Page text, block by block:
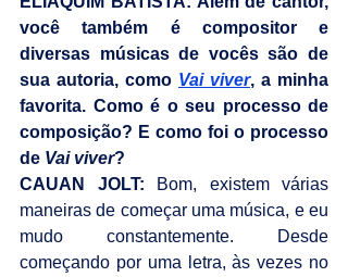
você também é compositor e
diversas músicas de vocês são de
sua autoria, como Vai viver, a minha
favorita. Como é o seu processo de
composição? E como foi o processo
de Vai viver?
CAUAN JOLT:
Bom, existem várias
maneiras de começar uma música, e eu
mudo constantemente. Desde
começando por uma letra, às vezes no